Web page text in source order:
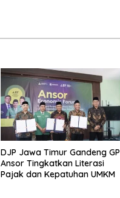
DJP Jawa Timur Gandeng GP
Ansor Tingkatkan Literasi
Pajak dan Kepatuhan UMKM